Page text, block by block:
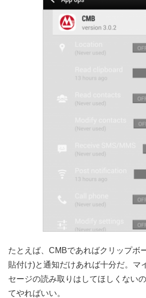
たとえば、CMBであればクリップボ
貼付け)と通知だけあれば十分だ。マ
セージの読み取りはしてほしくない
てやればいい。